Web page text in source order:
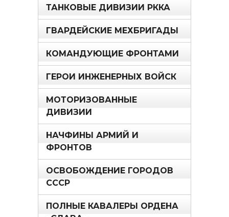
ТАНКОВЫЕ ДИВИЗИИ РККА
ГВАРДЕЙСКИЕ МЕХБРИГАДЫ
КОМАНДУЮЩИЕ ФРОНТАМИ
ГЕРОИ ИНЖЕНЕРНЫХ ВОЙСК
МОТОРИЗОВАННЫЕ
ДИВИЗИИ
НАЧФИНЫ АРМИЙ И
ФРОНТОВ
ОСВОБОЖДЕНИЕ ГОРОДОВ
СССР
ПОЛНЫЕ КАВАЛЕРЫ ОРДЕНА